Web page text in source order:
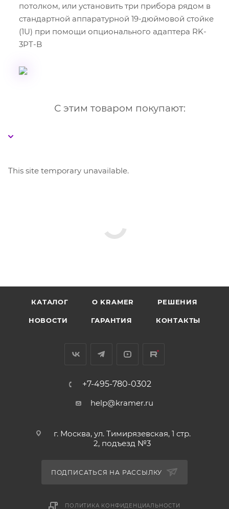
потолком, или установить три прибора рядом в
стандартной аппаратурной 19-дюймовой стойке
(1U) при помощи опционального адаптера RK-
3PT-B
С этим товаром покупают:
This site temporary unavailable.
КАТАЛОГ O KRAMER РЕШЕНИЯ
НОВОСТИ ГАРАНТИЯ КОНТАКТЫ
+7-495-780-0302
help@kramer.ru
г. Москва, ул. Тимирязевская, 1 стр.
2, подъезд №3
ПОДПИСАТЬСЯ НА РАССЫЛКУ
ПОЛИТИКА КОНФИДЕНЦИАЛЬНОСТИ